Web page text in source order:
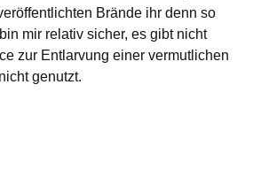
Brände ihr denn so
mir relativ sicher, es gibt nicht
zur Entlarvung einer vermutlichen
genutzt.